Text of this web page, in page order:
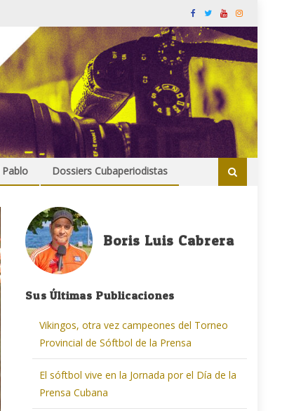
Dossiers Cubaperiodistas
Boris Luis Cabrera
Sus Últimas Publicaciones
Vikingos, otra vez campeones del Torneo
Provincial de Sóftbol de la Prensa
El sóftbol vive en la Jornada por el Día de la
Prensa Cubana